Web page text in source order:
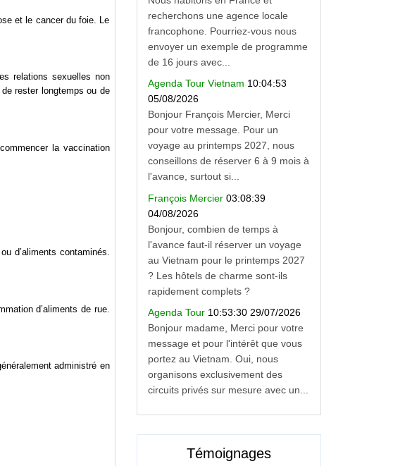
et le cancer du foie. Le
relations sexuelles non
rester longtemps ou de
la vaccination
d’aliments contaminés.
d’aliments de rue.
administré en
recherchons une agence locale
francophone. Pourriez-vous nous
envoyer un exemple de programme
de 16 jours avec...
Agenda Tour Vietnam 10:04:53
05/08/2026
Bonjour François Mercier, Merci
pour votre message. Pour un
voyage au printemps 2027, nous
conseillons de réserver 6 à 9 mois à
l'avance, surtout si...
François Mercier 03:08:39
04/08/2026
Bonjour, combien de temps à
l'avance faut-il réserver un voyage
au Vietnam pour le printemps 2027
? Les hôtels de charme sont-ils
rapidement complets ?
Agenda Tour 10:53:30 29/07/2026
Bonjour madame, Merci pour votre
message et pour l'intérêt que vous
portez au Vietnam. Oui, nous
organisons exclusivement des
circuits privés sur mesure avec un...
Témoignages